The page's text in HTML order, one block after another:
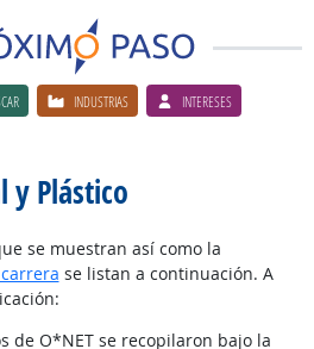
INDUSTRIAS INTERESES
y Plástico
se muestran así como la
se listan a continuación. A
de O*NET se recopilaron bajo la